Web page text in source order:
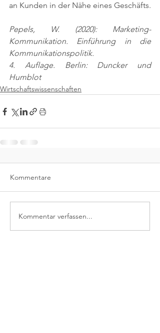
an Kunden in der Nähe eines Geschäfts.
Pepels, W. (2020): Marketing-
Kommunikation. Einführung in die
Kommunikationspolitik.
4. Auflage. Berlin: Duncker und
Humblot
Wirtschaftswissenschaften
Kommentare
Kommentar verfassen...